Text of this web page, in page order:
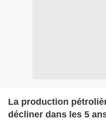
La production
décliner dans les 5